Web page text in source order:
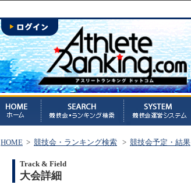
HOME > 競技会・ランキング検索 > 競技会予定・結果
Track & Field
大会詳細